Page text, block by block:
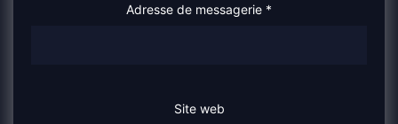
Adresse de messagerie *
Site web